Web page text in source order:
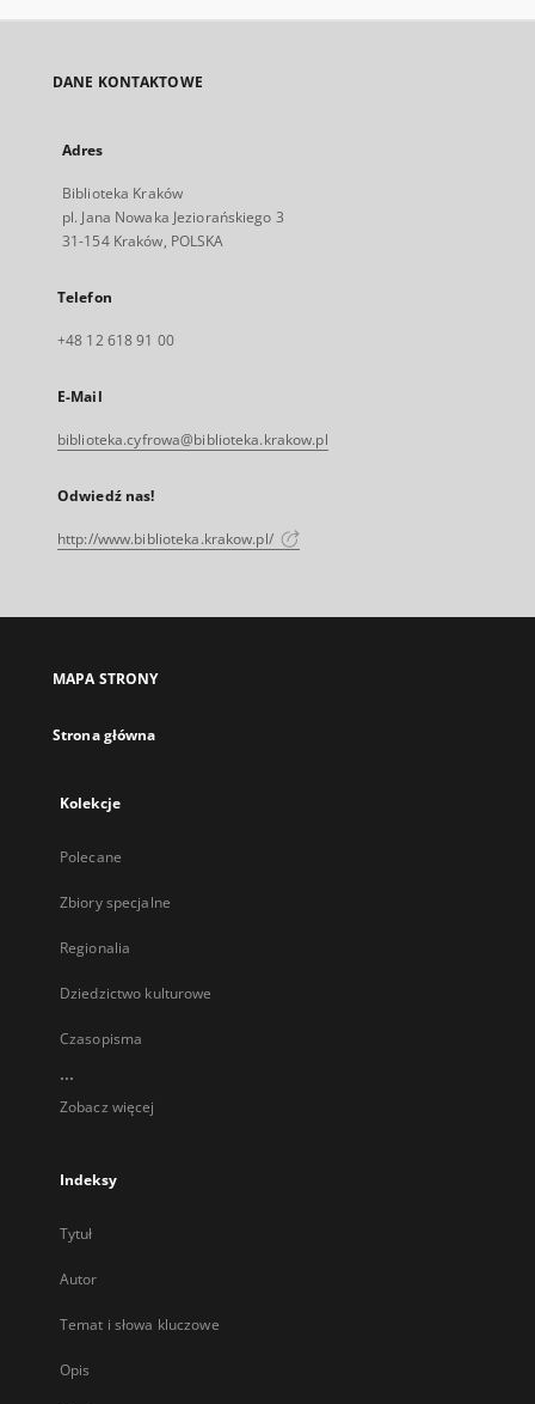
DANE KONTAKTOWE
Adres
Biblioteka Kraków
pl. Jana Nowaka Jeziorańskiego 3
31-154 Kraków, POLSKA
Telefon
+48 12 618 91 00
E-Mail
biblioteka.cyfrowa@biblioteka.krakow.pl
Odwiedź nas!
http://www.biblioteka.krakow.pl/
MAPA STRONY
Strona główna
Kolekcje
Polecane
Zbiory specjalne
Regionalia
Dziedzictwo kulturowe
Czasopisma
...
Zobacz więcej
Indeksy
Tytuł
Autor
Temat i słowa kluczowe
Opis